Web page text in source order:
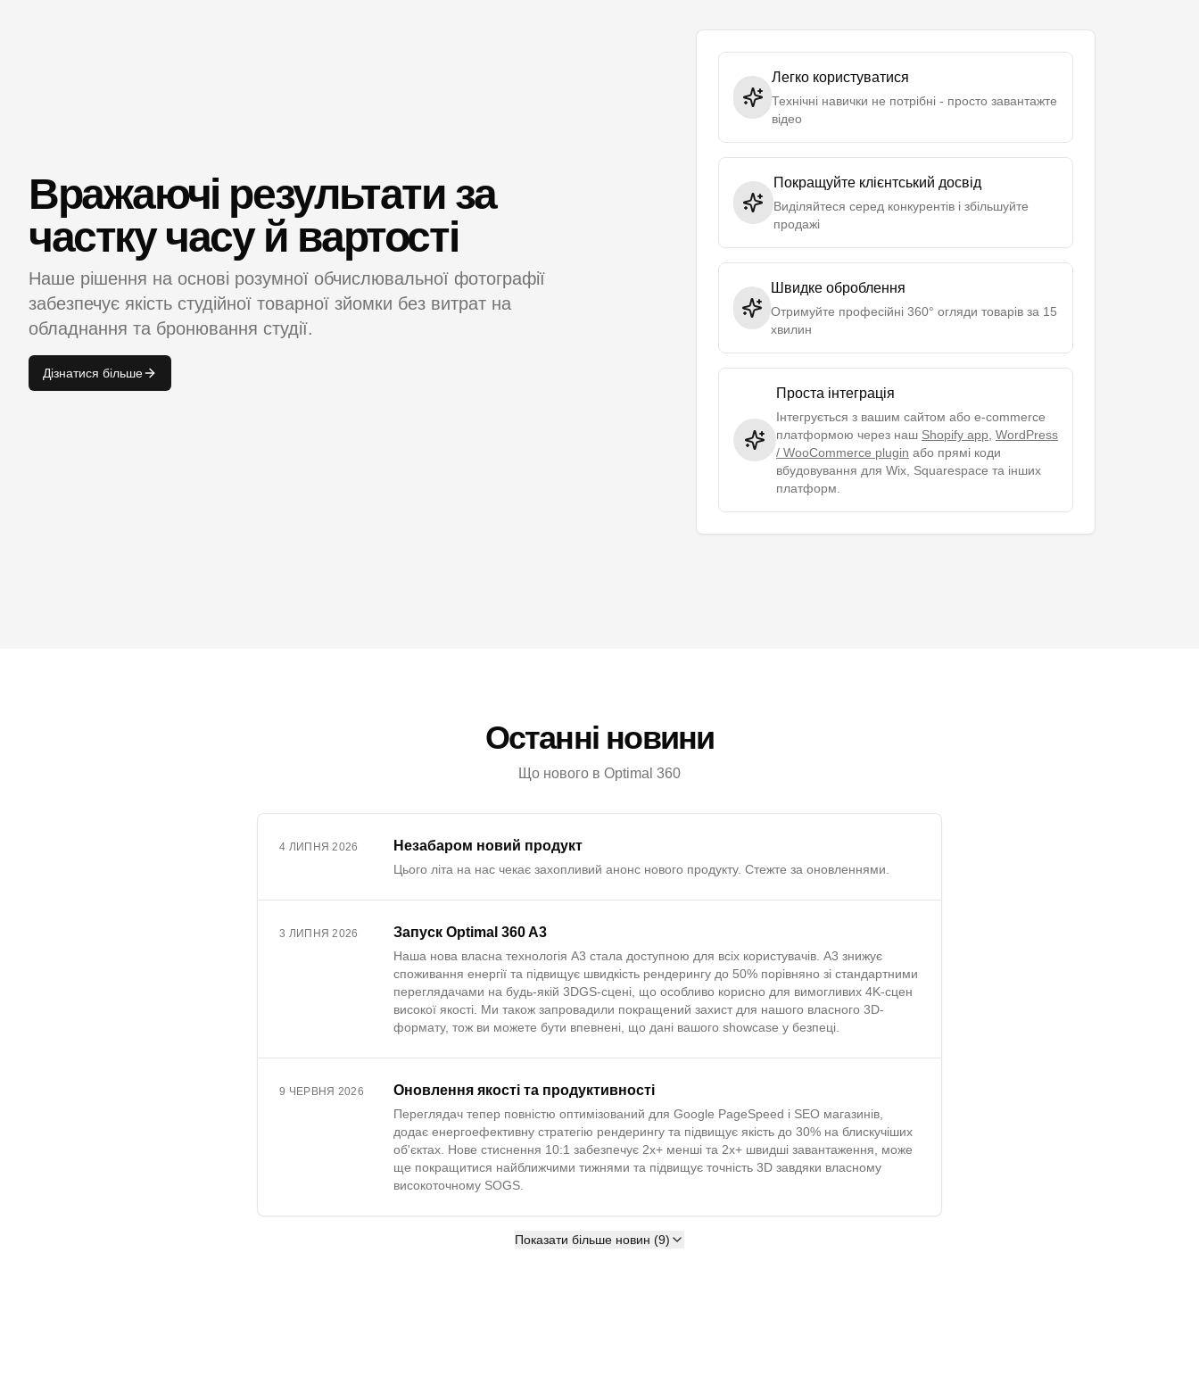
Вражаючі результати за
частку часу й вартості
Наше рішення на основі розумної обчислювальної фотографії
забезпечує якість студійної товарної зйомки без витрат на
обладнання та бронювання студії.
Дізнатися більше
Легко користуватися
Технічні навички не потрібні - просто завантажте
відео
Покращуйте клієнтський досвід
Виділяйтеся серед конкурентів і збільшуйте
продажі
Швидке оброблення
Отримуйте професійні 360° огляди товарів за 15
хвилин
Проста інтеграція
Інтегрується з вашим сайтом або e-commerce
платформою через наш Shopify app WordPress
/ WooCommerce plugin або прямі коди
вбудовування для Wix, Squarespace та інших
платформ.
Останні новини
Що нового в Optimal 360
4 ЛИПНЯ 2026 Незабаром новий продукт
Цього літа на нас чекає захопливий анонс нового продукту. Стежте за оновленнями.
3 ЛИПНЯ 2026 Запуск Optimal 360 A3
Наша нова власна технологія A3 стала доступною для всіх користувачів. A3 знижує
споживання енергії та підвищує швидкість рендерингу до 50% порівняно зі стандартними
переглядачами на будь-якій 3DGS-сцені, що особливо корисно для вимогливих 4K-сцен
високої якості. Ми також запровадили покращений захист для нашого власного 3D-
формату, тож ви можете бути впевнені, що дані вашого showcase у безпеці.
9 ЧЕРВНЯ 2026 Оновлення якості та продуктивності
Переглядач тепер повністю оптимізований для Google PageSpeed і SEO магазинів,
додає енергоефективну стратегію рендерингу та підвищує якість до 30% на блискучіших
об'єктах. Нове стиснення 10:1 забезпечує 2x+ менші та 2x+ швидші завантаження, може
ще покращитися найближчими тижнями та підвищує точність 3D завдяки власному
високоточному SOGS.
Показати більше новин (9)